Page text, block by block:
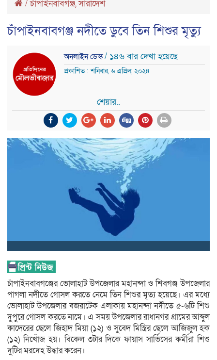
/চাঁপাইনবাবগঞ্জ,সারাদেশ
চাঁপাইনবাবগঞ্জ নদীতে ডুবে তিন শিশুর মৃত্যু
অনলাইন ডেস্ক/ ১৪৬ বার দেখা হয়েছে
প্রকাশিত : শনিবার, ৬ এপ্রিল, ২০২৪
শেয়ার..
চাঁপাইনবাবগঞ্জের ভোলাহাট উপজেলার মহানন্দা ও শিবগঞ্জ উপজেলার
পাগলা নদীতে গোসল করতে নেমে তিন শিশুর মৃত্য হয়েছে। এর মধ্যে
ভোলাহাট উপজেলার বজরাটেক এলাকায় মহানন্দা নদীতে ৫-৬টি শিশু
দুপুরে গোসল করতে নামে। এ সময় উপজেলার রাধানগর গ্রামের আব্দুল
কাদেরের ছেলে জিহাদ মিয়া (১২) ও সুবেদ মিস্ত্রির ছেলে আজিজুল হক
(১২) নিখোঁজ হয়। বিকেল ৩টার দিকে ফায়াস সার্ভিসের কর্মীরা শিশু
দুটির মরদেহ উদ্ধার করেন।